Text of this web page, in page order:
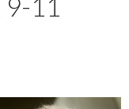
9-11